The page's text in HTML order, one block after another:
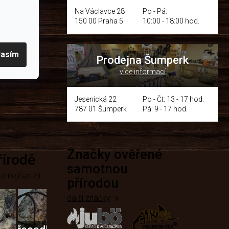
místě
Na Václavce 28
150 00 Praha 5
Po - Pá:
10:00 - 18:00 hod.
Prodejna Šumperk
více informací
Jesenická 22
787 01 Šumperk
Po - Čt: 13 - 17 hod.
Pá: 9 - 17 hod.
nejčastěji
Značky ověřené
samotnou
přírodou
další značky